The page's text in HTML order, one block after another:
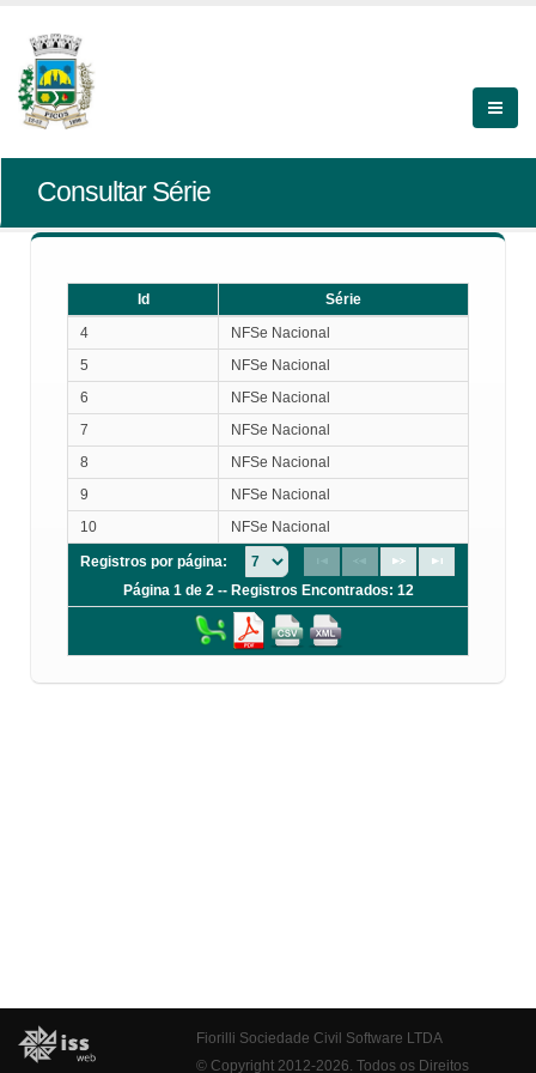
Consultar Série
Id
Série
Série
4
NFSe Nacional
5
NFSe Nacional
6
NFSe Nacional
7
NFSe Nacional
8
NFSe Nacional
9
NFSe Nacional
10
NFSe Nacional
Registros por página:
Página 1 de 2 -- Registros Encontrados: 12
Fiorilli Sociedade Civil Software LTDA
© Copyright 2012-2026. Todos os Direitos